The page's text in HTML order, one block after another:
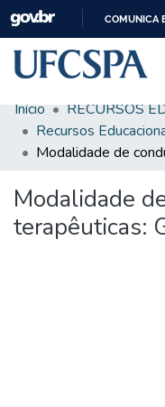
COMUNICA
Comunidades &
Busca Facetada
Estatísticas
Autoarquivamento
Início
Modalidade
terapêuticas: